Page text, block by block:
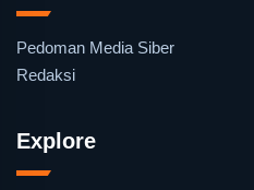
Pedoman Media Siber
Redaksi
Explore